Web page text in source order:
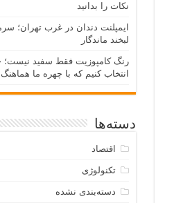
نکات را بدانید
ایمپلنت دندان در غرب تهران؛
لبخند ماندگار
رنگ کامپوزیت فقط سفید نیست؛
انتخاب کنیم که با چهره ما
دسته‌ها
اقتصاد
تکنولوژی
دسته‌بندی نشده